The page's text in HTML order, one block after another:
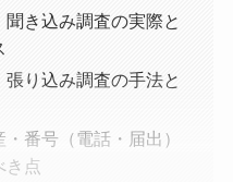
き込み調査の実際と
張り込み調査の手法と
番号（電話・届出）
き点